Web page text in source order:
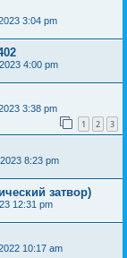
3:04 pm
4:00 pm
3:38 pm
1 2 3
8:23 pm
затвор)
12:31 pm
10:17 am